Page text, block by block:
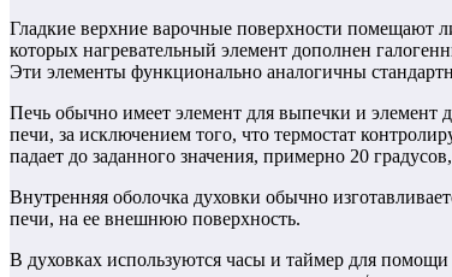
Гладкие верхние варочные поверхности помещают
которых нагревательный элемент дополнен
Эти элементы функционально аналогичны
Печь обычно имеет элемент для выпечки и элемент
печи, за исключением того, что термостат
падает до заданного значения, примерно 20
Внутренняя оболочка духовки обычно
печи, на ее внешнюю поверхность.
В духовках используются часы и таймер для